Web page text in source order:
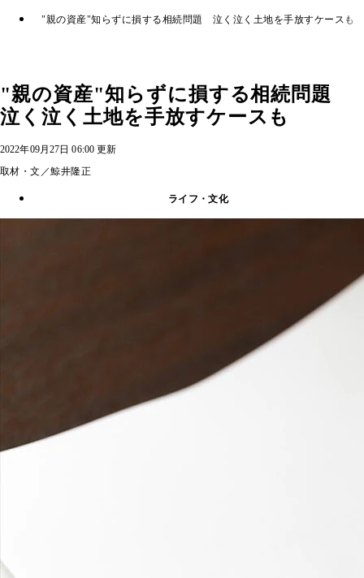
"親の資産"知らずに損する相続問題 泣く泣く土地を手放すケースも
"親の資産"知らずに損する相続問題
泣く泣く土地を手放すケースも
2022年09月27日 06:00 更新
取材・文／鯨井隆正
ライフ・文化